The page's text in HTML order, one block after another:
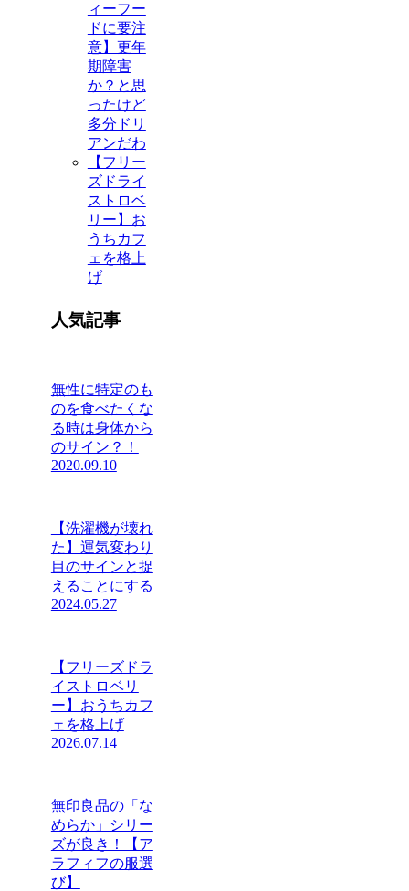
ィーフー
ドに要注
意】更年
期障害
か？と思
ったけど
多分ドリ
アンだわ
【フリー
ズドライ
ストロベ
リー】お
うちカフ
ェを格上
げ
人気記事
無性に特定のも
のを食べたくな
る時は身体から
のサイン？！
2020.09.10
【洗濯機が壊れ
た】運気変わり
目のサインと捉
えることにする
2024.05.27
【フリーズドラ
イストロベリ
ー】おうちカフ
ェを格上げ
2026.07.14
無印良品の「な
めらか」シリー
ズが良き！【ア
ラフィフの服選
び】